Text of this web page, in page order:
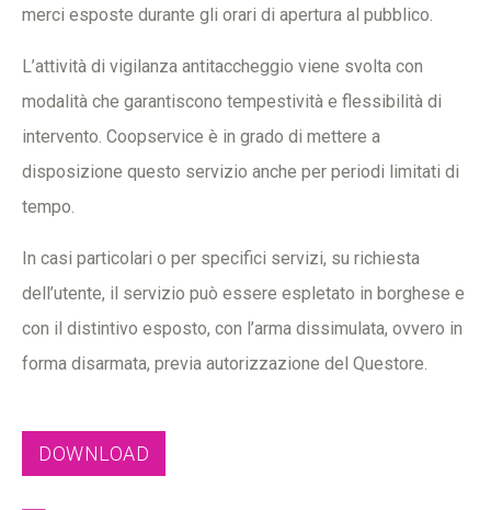
merci esposte durante gli orari di apertura al pubblico.
L’attività di vigilanza antitaccheggio viene svolta con
modalità che garantiscono tempestività e flessibilità di
intervento. Coopservice è in grado di mettere a
disposizione questo servizio anche per periodi limitati di
tempo.
In casi particolari o per specifici servizi, su richiesta
dell’utente, il servizio può essere espletato in borghese e
con il distintivo esposto, con l’arma dissimulata, ovvero in
forma disarmata, previa autorizzazione del Questore.
DOWNLOAD